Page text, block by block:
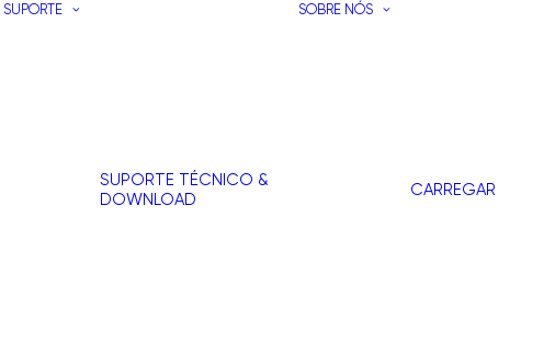
SUPORTE
SUPORTE TÉCNICO &
DOWNLOAD
SOBRE NÓS
CARREGAR